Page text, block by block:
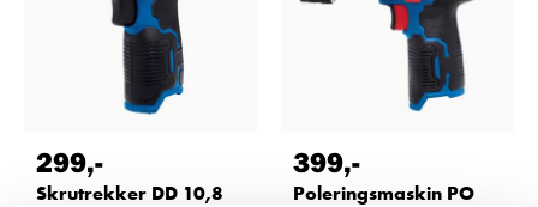
299,-
Skrutrekker DD 10,8
399,-
Poleringsmaskin PO